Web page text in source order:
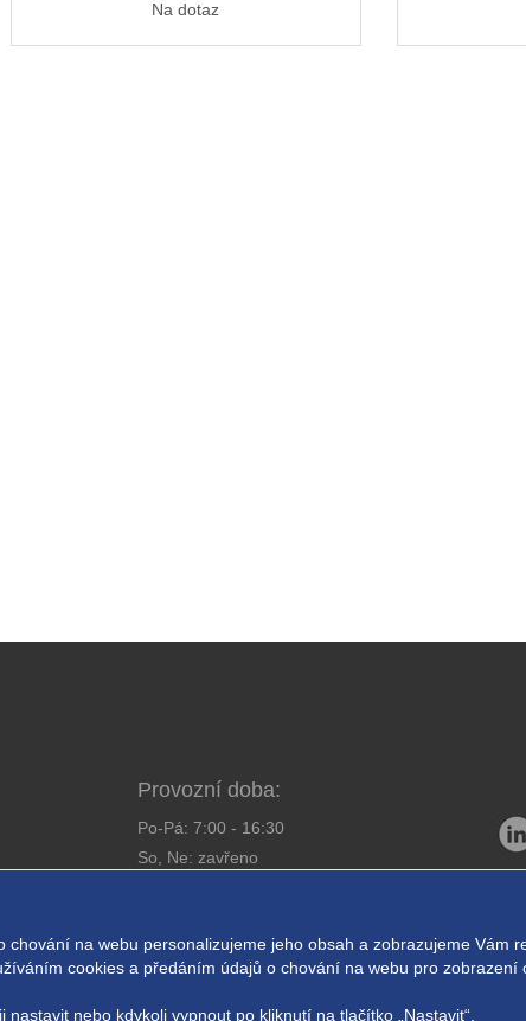
na webu personalizujeme jeho obsah a zobrazujeme Vám
cookies a předáním údajů o chování na webu pro
nebo kdykoli vypnout po kliknutí na tlačítko „Nastavit“.
Na dotaz
Provozní doba:
Po-Pá: 7:00 - 16:30
So, Ne: zavřeno
Nastavení soukromí
Powered by